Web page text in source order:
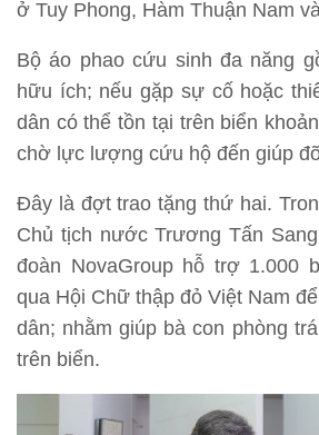
ở Tuy Phong, Hàm Thuận Nam
Bộ áo phao cứu sinh đa năng
hữu ích; nếu gặp sự cố hoặc
dân có thể tồn tại trên biển
chờ lực lượng cứu hộ đến giúp
Đây là đợt trao tặng thứ hai.
Chủ tịch nước Trương Tấn
đoàn NovaGroup hỗ trợ 1.000
qua Hội Chữ thập đỏ Việt Nam
dân; nhằm giúp bà con phòng
trên biển.